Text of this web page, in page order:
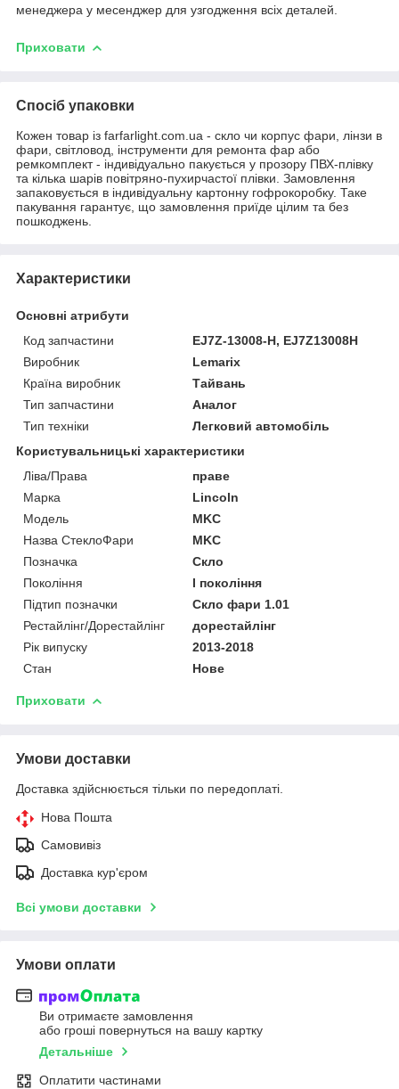
менеджера у месенджер для узгодження всіх деталей.
Приховати
Спосіб упаковки
Кожен товар із farfarlight.com.ua - скло чи корпус фари, лінзи в
фари, світловод, інструменти для ремонта фар або
ремкомплект - індивідуально пакується у прозору ПВХ-плівку
та кілька шарів повітряно-пухирчастої плівки. Замовлення
запаковується в індивідуальну картонну гофрокоробку. Таке
пакування гарантує, що замовлення приїде цілим та без
пошкоджень.
Характеристики
Основні атрибути
Код запчастини
EJ7Z-13008-H, EJ7Z13008H
Виробник
Lemarix
Країна виробник
Тайвань
Тип запчастини
Аналог
Тип техніки
Легковий автомобіль
Користувальницькі характеристики
Ліва/Права
праве
Марка
Lincoln
Мoдель
MKC
Назва СтеклоФари
MKC
Позначка
Скло
Покоління
I покоління
Підтип позначки
Скло фари 1.01
Рестайлінг/Дорестайлінг
дорестайлінг
Рік випуску
2013-2018
Стан
Нове
Приховати
Умови доставки
Доставка здійснюється тільки по передоплаті.
Нова Пошта
Самовивіз
Доставка кур'єром
Всі умови доставки
Умови оплати
Ви отримаєте замовлення
або гроші повернуться на вашу картку
Детальніше
Оплатити частинами